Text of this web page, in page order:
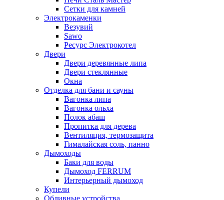
Сетки для камней
Электрокаменки
Везувий
Sawo
Ресурс Электрокотел
Двери
Двери деревянные липа
Двери стеклянные
Окна
Отделка для бани и сауны
Вагонка липа
Вагонка ольха
Полок абаш
Пропитка для дерева
Вентиляция, термозащита
Гималайская соль, панно
Дымоходы
Баки для воды
Дымоход FERRUM
Интерьерный дымоход
Купели
Обливные устройства